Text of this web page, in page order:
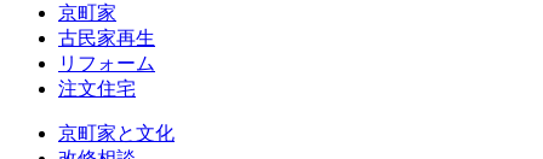
京町家
古民家再生
リフォーム
注文住宅
京町家と文化